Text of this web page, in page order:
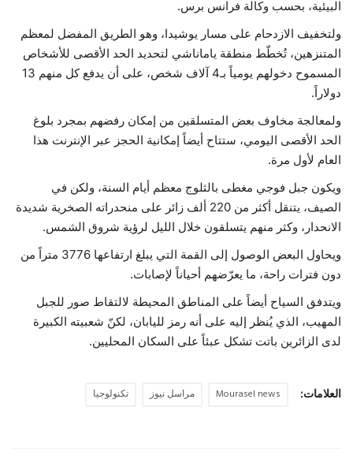
البيئية، بحسب وكالة فرانس برس.
ولتخفيف الازدحام على مسار يوشيدا، وهو الطريق المفضل لمعظم
المتنزهين، تُخطّط منطقة ياماناشي لتحديد الحد الأقصى للأشخاص
المسموح دخولهم يومياً بـ4 آلاف شخص، على أن يدفع كل منهم 13
دولاراً.
ولمعالجة مخاوف بعض المتسلقين من إمكان رفضهم بمجرد بلوغ
الحد الأقصى اليومي، ستتاح أيضاً إمكانية الحجز عبر الإنترنت هذا
العام لأول مرة.
ويكون جبل فوجي مغطى بالثلوج معظم أيام السنة، ولكن في
الصيف، يتنقل أكثر من 220 ألف زائر على منحدراته الصخرية شديدة
الانحدار، وكثر منهم يتسلقون خلال الليل لرؤية شروق الشمس.
ويحاول البعض الوصول إلى القمة التي يبلغ ارتفاعها 3776 متراً من
دون فترات راحة، ما يعرّضهم أحياناً لإصابات.
ويتدفق السياح أيضاً على المناطق المحيطة لالتقاط صور للجبل
المهيب، الذي يُنظر إليه على أنه رمز لليابان، لكنّ شعبيته الكبيرة
لدى الزائرين باتت تشكل عبئاً على السكان المحليين.
العلامات: Mourasel news مراسل نيوز تكنولوجيا